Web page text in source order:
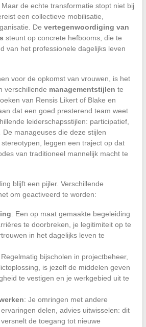
de echte transformatie stopt niet bij
een collectieve mobilisatie,
De vertegenwoordiging van
steunt op concrete hefbooms, die te
van het professionele dagelijks leven
voor de opkomst van vrouwen, is het
verschillende managementstijlen te
van Rensis Likert of Blake en
dat een goed presterend team weet
leiderschapsstijlen: participatief,
manageuses die deze stijlen
leggen een traject op dat
van traditioneel mannelijk macht te
blijft een pijler. Verschillende
om geactiveerd te worden:
: Een op maat gemaakte begeleiding
te doorbreken, je legitimiteit op te
in het dagelijks leven te
Regelmatig bijscholen in projectbeheer,
is jezelf de middelen geven
te vestigen en je werkgebied uit te
: Je omringen met andere
delen, advies uitwisselen: dit
de toegang tot nieuwe